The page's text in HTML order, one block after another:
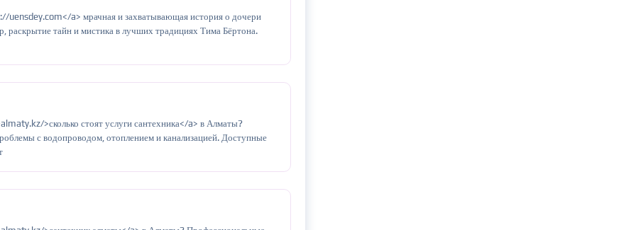
a> мрачная и захватывающая история о дочери
тайн и мистика в лучших традициях Тима Бёртона.
>сколько стоят услуги сантехника</a> в Алматы?
с водопроводом, отоплением и канализацией. Доступные